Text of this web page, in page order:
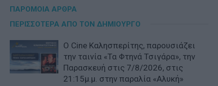
ΠΑΡΟΜΟΙΑ ΑΡΘΡΑ
ΠΕΡΙΣΣΟΤΕΡΑ ΑΠΟ ΤΟΝ ΔΗΜΙΟΥΡΓΟ
Ο Cine Καλησπερίτης, παρουσιάζει
την ταινία «Τα Φτηνά Τσιγάρα», την
Παρασκευή στις 7/8/2026, στις
21:15μ.μ. στην παραλία «Αλυκή»